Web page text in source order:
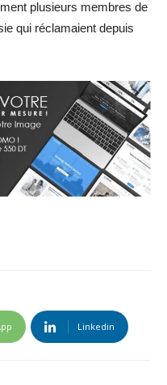
plusieurs membres de
qui réclamaient depuis
Linkedin